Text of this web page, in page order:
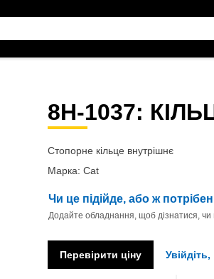
8H-1037:
Стопорне кільце внутрішнє
Марка: Cat
Чи це підійде, або ж
Додайте обладнання, щоб дізнатися, чи
Перевірити ціну